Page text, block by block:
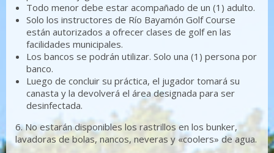
Todo menor debe estar acompañado de un (1) adulto.
Solo los instructores de Río Bayamón Golf Course
están autorizados a ofrecer clases de golf en las
facilidades municipales.
Los bancos se podrán utilizar. Solo una (1) persona por
banco.
Luego de concluir su práctica, el jugador tomará su
canasta y la devolverá el área designada para ser
desinfectada.
6. No estarán disponibles los rastrillos en los bunker,
lavadoras de bolas, nancos, neveras y «coolers» de agua.